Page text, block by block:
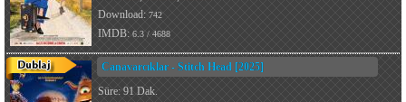
Download: 742
IMDB: 6.3 / 4688
Canavarcıklar - Stitch Head [2025]
Süre: 91 Dak.